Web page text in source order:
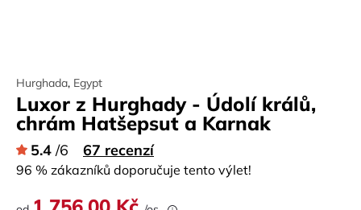
Hurghada, Egypt
Luxor z Hurghady - Údolí králů,
chrám Hatšepsut a Karnak
5.4 /6 67 recenzí
96 % zákazníků doporučuje tento výlet!